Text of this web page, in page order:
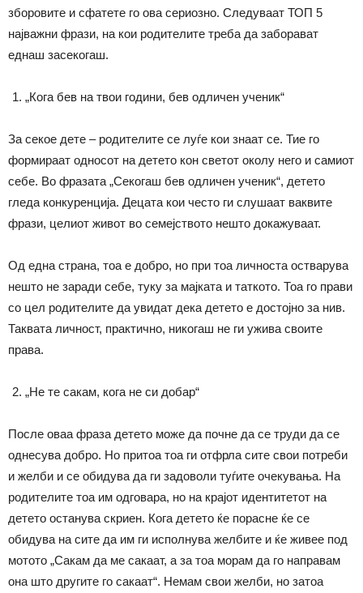
зборовите и сфатете го ова сериозно. Следуваат ТОП 5
најважни фрази, на кои родителите треба да заборават
еднаш засекогаш.
„Кога бев на твои години, бев одличен ученик“
За секое дете – родителите се луѓе кои знаат се. Тие го
формираат односот на детето кон светот околу него и самиот
себе. Во фразата „Секогаш бев одличен ученик“, детето
гледа конкуренција. Децата кои често ги слушаат ваквите
фрази, целиот живот во семејството нешто докажуваат.
Од една страна, тоа е добро, но при тоа личноста остварува
нешто не заради себе, туку за мајката и таткото. Тоа го прави
со цел родителите да увидат дека детето е достојно за нив.
Таквата личност, практично, никогаш не ги ужива своите
права.
„Не те сакам, кога не си добар“
После оваа фраза детето може да почне да се труди да се
однесува добро. Но притоа тоа ги отфрла сите свои потреби
и желби и се обидува да ги задоволи туѓите очекувања. На
родителите тоа им одговара, но на крајот идентитетот на
детето останува скриен. Кога детето ќе порасне ќе се
обидува на сите да им ги исполнува желбите и ќе живее под
мотото „Сакам да ме сакаат, а за тоа морам да го направам
она што другите го сакаат“. Немам свои желби, но затоа